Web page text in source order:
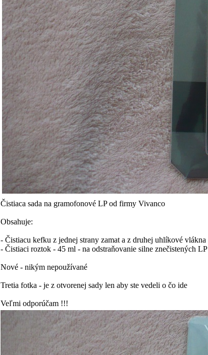
Čistiaca sada na gramofonové LP od firmy Vivanco
Obsahuje:
- Čistiacu kefku z jednej strany zamat a z druhej uhlíkové vlákna
- Čistiaci roztok - 45 ml - na odstraňovanie silne znečistených LP
Nové - nikým nepoužívané
Tretia fotka - je z otvorenej sady len aby ste vedeli o čo ide
Veľmi odporúčam !!!